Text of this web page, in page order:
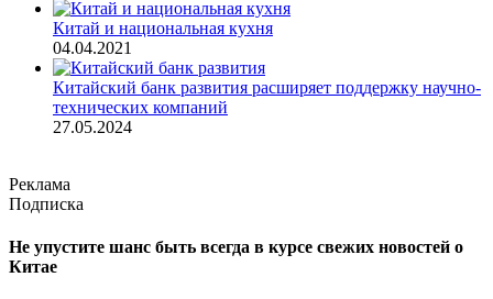
Китай и национальная кухня
04.04.2021
Китайский банк развития расширяет поддержку научно-
технических компаний
27.05.2024
Реклама
Подписка
Не упустите шанс быть всегда в курсе свежих новостей о
Китае